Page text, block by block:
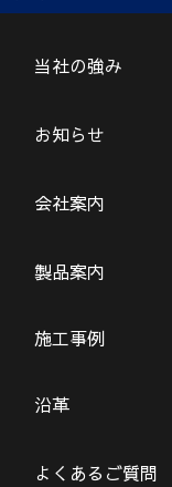
当社の強み
お知らせ
会社案内
製品案内
施工事例
沿革
よくあるご質問